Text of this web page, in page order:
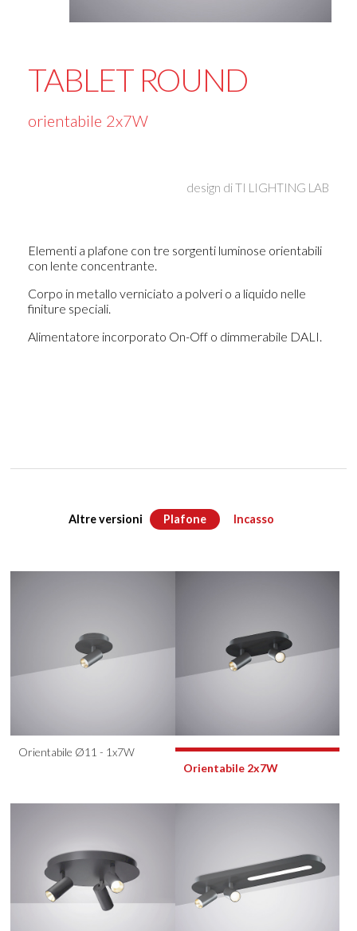
TABLET ROUND
orientabile 2x7W
design diTI LIGHTING LAB
Elementi a plafone con tre sorgenti luminose orientabili
con lente concentrante.
Corpo in metallo verniciato a polveri o a liquido nelle
finiture speciali.
Alimentatore incorporato On-Off o dimmerabile DALI.